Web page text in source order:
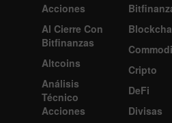
Acciones
Al Cierre Con
Bitfinanzas
Altcoins
Análisis
Técnico
Acciones
Cripto
DeFi
Divisas